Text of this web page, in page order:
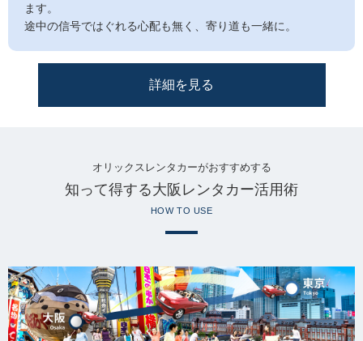
ます。
途中の信号ではぐれる心配も無く、寄り道も一緒に。
詳細を見る
オリックスレンタカーがおすすめする
知って得する大阪レンタカー活用術
HOW TO USE